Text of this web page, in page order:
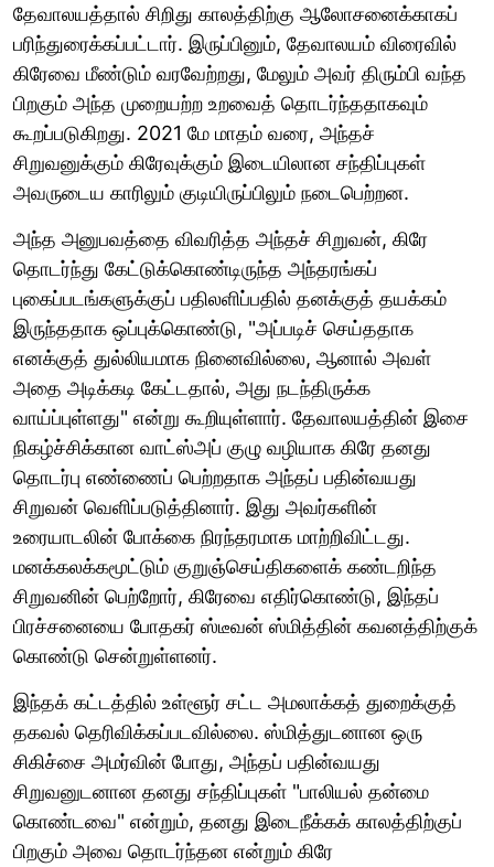
தேவாலயத்தால் சிறிது காலத்திற்கு ஆலோசனைக்காகப்
பரிந்துரைக்கப்பட்டார். இருப்பினும், தேவாலயம் விரைவில்
கிரேவை மீண்டும் வரவேற்றது, மேலும் அவர் திரும்பி வந்த
பிறகும் அந்த முறையற்ற உறவைத் தொடர்ந்ததாகவும்
கூறப்படுகிறது. 2021 மே மாதம் வரை, அந்தச்
சிறுவனுக்கும் கிரேவுக்கும் இடையிலான சந்திப்புகள்
அவருடைய காரிலும் குடியிருப்பிலும் நடைபெற்றன.
அந்த அனுபவத்தை விவரித்த அந்தச் சிறுவன், கிரே
தொடர்ந்து கேட்டுக்கொண்டிருந்த அந்தரங்கப்
புகைப்படங்களுக்குப் பதிலளிப்பதில் தனக்குத் தயக்கம்
இருந்ததாக ஒப்புக்கொண்டு, "அப்படிச் செய்ததாக
எனக்குத் துல்லியமாக நினைவில்லை, ஆனால் அவள்
அதை அடிக்கடி கேட்டதால், அது நடந்திருக்க
வாய்ப்புள்ளது" என்று கூறியுள்ளார். தேவாலயத்தின் இசை
நிகழ்ச்சிக்கான வாட்ஸ்அப் குழு வழியாக கிரே தனது
தொடர்பு எண்ணைப் பெற்றதாக அந்தப் பதின்வயது
சிறுவன் வெளிப்படுத்தினார். இது அவர்களின்
உரையாடலின் போக்கை நிரந்தரமாக மாற்றிவிட்டது.
மனக்கலக்கமூட்டும் குறுஞ்செய்திகளைக் கண்டறிந்த
சிறுவனின் பெற்றோர், கிரேவை எதிர்கொண்டு, இந்தப்
பிரச்சனையை போதகர் ஸ்டீவன் ஸ்மித்தின் கவனத்திற்குக்
கொண்டு சென்றுள்ளனர்.
இந்தக் கட்டத்தில் உள்ளூர் சட்ட அமலாக்கத் துறைக்குத்
தகவல் தெரிவிக்கப்படவில்லை. ஸ்மித்துடனான ஒரு
சிகிச்சை அமர்வின் போது, ​​அந்தப் பதின்வயது
சிறுவனுடனான தனது சந்திப்புகள் "பாலியல் தன்மை
கொண்டவை" என்றும், தனது இடைநீக்கக் காலத்திற்குப்
பிறகும் அவை தொடர்ந்தன என்றும் கிரே